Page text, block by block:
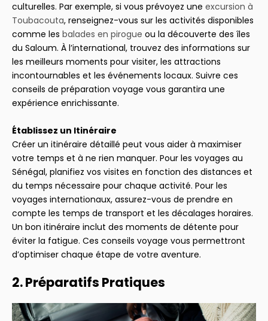
culturelles. Par exemple, si vous prévoyez une excursion à
Toubacouta, renseignez-vous sur les activités disponibles
comme les balades en pirogue ou la découverte des îles
du Saloum. À l’international, trouvez des informations sur
les meilleurs moments pour visiter, les attractions
incontournables et les événements locaux. Suivre ces
conseils de préparation voyage vous garantira une
expérience enrichissante.
Établissez un Itinéraire
Créer un itinéraire détaillé peut vous aider à maximiser
votre temps et à ne rien manquer. Pour les voyages au
Sénégal, planifiez vos visites en fonction des distances et
du temps nécessaire pour chaque activité. Pour les
voyages internationaux, assurez-vous de prendre en
compte les temps de transport et les décalages horaires.
Un bon itinéraire inclut des moments de détente pour
éviter la fatigue. Ces conseils voyage vous permettront
d’optimiser chaque étape de votre aventure.
2. Préparatifs Pratiques